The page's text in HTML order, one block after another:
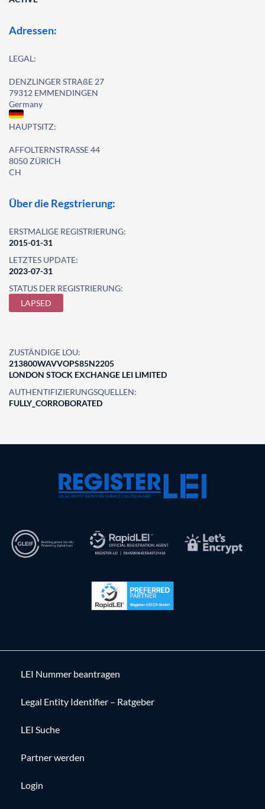
Adressen:
LEGAL:
DENZLINGER STRAßE 27
79312 EMMENDINGEN
Germany
HAUPTSITZ:
AFFOLTERNSTRASSE 44
8050 ZÜRICH
CH
Über die Regstrierung:
ERSTMALIGE REGISTRIERUNG:
2015-01-31
LETZTES UPDATE:
2023-07-31
STATUS DER REGISTRIERUNG:
LAPSED
ZUSTÄNDIGE LOU:
213800WAVVOPS85N2205
LONDON STOCK EXCHANGE LEI LIMITED
AUTHENTIFIZIERUNGSQUELLEN:
FULLY_CORROBORATED
LEI Nummer beantragen
Legal Entity Identifier – Ratgeber
LEI Suche
Partner werden
Login